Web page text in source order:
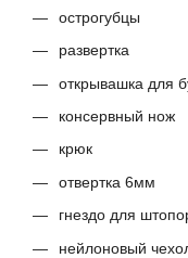
острогубцы
развертка
открывашка для
консервный нож
крюк
отвертка 6мм
гнездо для
нейлоновый